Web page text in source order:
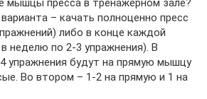
– качать полноценно пресс
либо в конце каждой
неделю по 2-3 упражнения). В
упражнения будут на прямую мышцу
Во втором – 1-2 на прямую и 1 на